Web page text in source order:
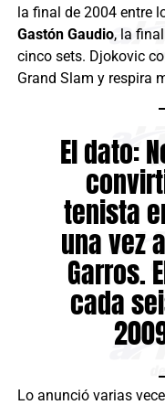
la final de 2004 entre
Gastón Gaudio, la
cinco sets. Djokovic
Grand Slam y respira
El dato:
tenista
una vez
Garros.
cada
Lo anunció varias